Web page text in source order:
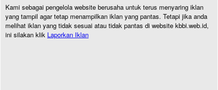
Kami sebagai pengelola website berusaha untuk terus menyaring iklan
yang tampil agar tetap menampilkan iklan yang pantas. Tetapi jika anda
melihat iklan yang tidak sesuai atau tidak pantas di website kbbi.web.id,
ini silakan klik Laporkan Iklan